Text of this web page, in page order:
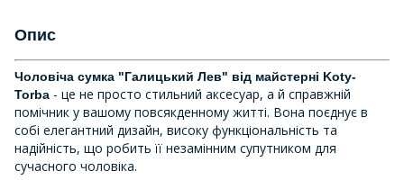
Опис
Чоловіча сумка "Галицький Лев" від майстерні Koty-
Torba - це не просто стильний аксесуар, а й справжній
помічник у вашому повсякденному житті. Вона поєднує в
собі елегантний дизайн, високу функціональність та
надійність, що робить її незамінним супутником для
сучасного чоловіка.